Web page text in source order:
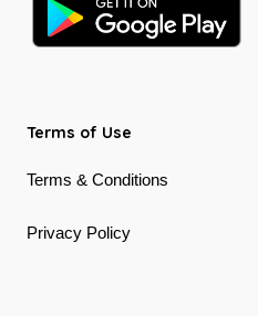
Terms of Use
Terms & Conditions
Privacy Policy